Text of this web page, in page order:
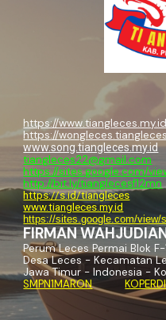
https://
https://
www.song.tiangleces.my.id
tiangleces22@gmail.com
https://sites.google.com/
http://bit.ly/tianglecesf12mn
https://s.id/tiangleces
www.tiangleces.my.id
https://sites.google.com/view/
FIRMAN
Perum Leces Permai Blok
Desa Leces - Kecamatan
Jawa Timur - Indonesia -
SMPN1MARON